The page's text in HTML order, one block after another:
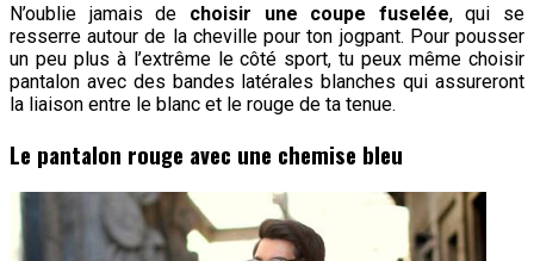
N’oublie jamais de choisir une coupe fuselée, qui se
resserre autour de la cheville pour ton jogpant. Pour pousser
un peu plus à l’extrême le côté sport, tu peux même choisir
pantalon avec des bandes latérales blanches qui assureront
la liaison entre le blanc et le rouge de ta tenue.
Le pantalon rouge avec une chemise bleu